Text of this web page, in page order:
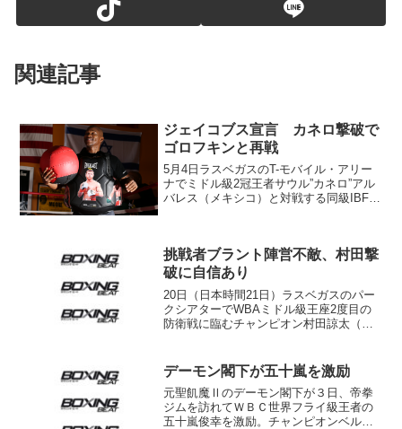
関連記事
ジェイコブス宣言 カネロ撃破で
ゴロフキンと再戦
5月4日ラスベガスのT-モバイル・アリー
ナでミドル級2冠王者サウル”カネロ”アル
バレス（メキシコ）と対戦する同級IBF王
ディア...
挑戦者ブラント陣営不敵、村田撃
破に自信あり
20日（日本時間21日）ラスベガスのパー
クシアターでWBAミドル級王座2度目の
防衛戦に臨むチャンピオン村田諒太（帝
ジムで行われた。 2ヵ月前からラスベ
ガスで練習して...
デーモン閣下が五十嵐を激励
元聖飢魔Ⅱのデーモン閣下が３日、帝拳
ジムを訪れてＷＢＣ世界フライ級王者の
五十嵐俊幸を激励。チャンピオンベルト